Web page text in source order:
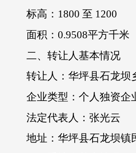
标高：1800 至 1200
面积：0.9508平方千米
二、转让人基本情况
转让人：华坪县石龙坝
企业类型：个人独资企
法定代表人：张光云
地址：华坪县石龙坝镇